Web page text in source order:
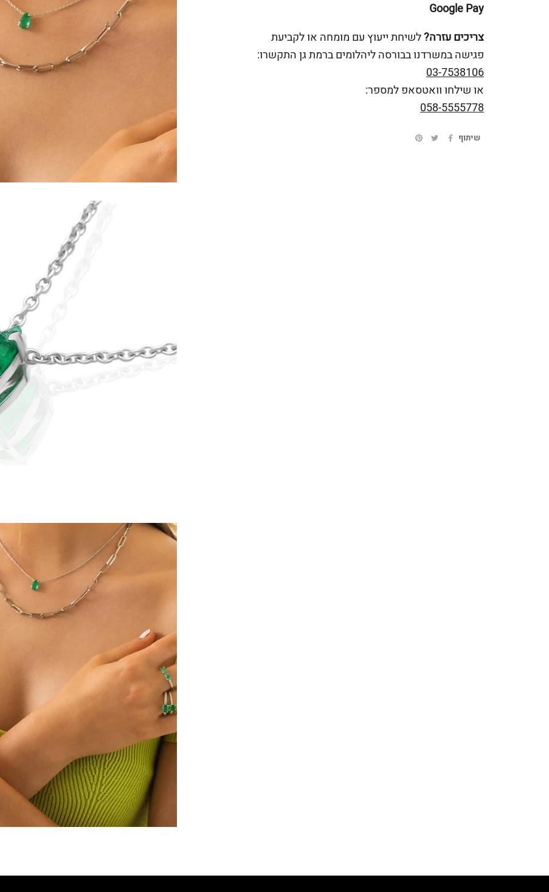
Google Pay
צריכים עזרה?לשיחת ייעוץ עם מומחה או לקביעת
פגישה במשרדנו בבורסה ליהלומים ברמת גן התקשרו:
03-7538106
או שילחו וואטסאפ למספר:
058-5555778
שיתוף